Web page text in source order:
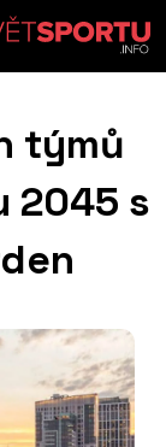
týmů
2045 s